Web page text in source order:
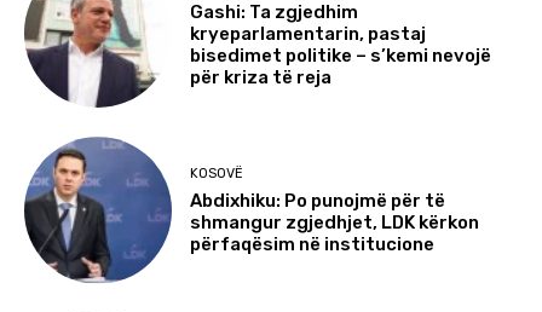
Gashi: Ta zgjedhim
kryeparlamentarin, pastaj
bisedimet politike – s’kemi nevojë
për kriza të reja
KOSOVË
Abdixhiku: Po punojmë për të
shmangur zgjedhjet, LDK kërkon
përfaqësim në institucione